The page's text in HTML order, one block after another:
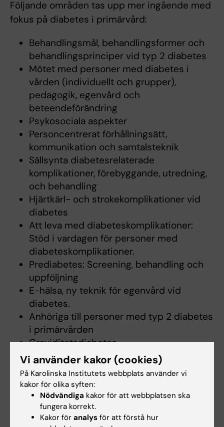
Följande områden tas upp mer ingående med
fokus på diabetes i primärvård:
Behandlingsmål, behandlingsformer och
behandlingsprinciper vid typ 2 diabetes
Mötet med personer med diabetes i
vården (individuellt och grupper),
pedagogik, egenvård och
beteendeförändring
Psykosociala aspekter
Personcentrerat förhållningsätt,
kommunikation och samtalsteknik
Sällsynta diabetesrelaterade
komplikationer, förebyggande, utredning,
och behandling
Hjärtkärl- och strokekomplikationer vid
diabetes
Att leva med diabeteskomplikationer:
Stöd i vardagen för personer med
diabeteskomplikationer.
Prediabetes: Screening, behandling och
uppföljning
E-hälsa, ny teknik för egenvård vid
diabetes.
Anhöriga till personer med typ 2 diabetes
i primärvården
Graviditetsdiabetes
Arbetsformer
Föreläsningar, demonstrationer, praktiska
övningar i mindre grupp,
patientfallsdiskussion i grupp och
Vi använder kakor (cookies)
På Karolinska Institutets webbplats använder vi
kakor för olika syften:
Nödvändiga kakor för att webbplatsen ska
fungera korrekt.
Kakor för analys för att förstå hur